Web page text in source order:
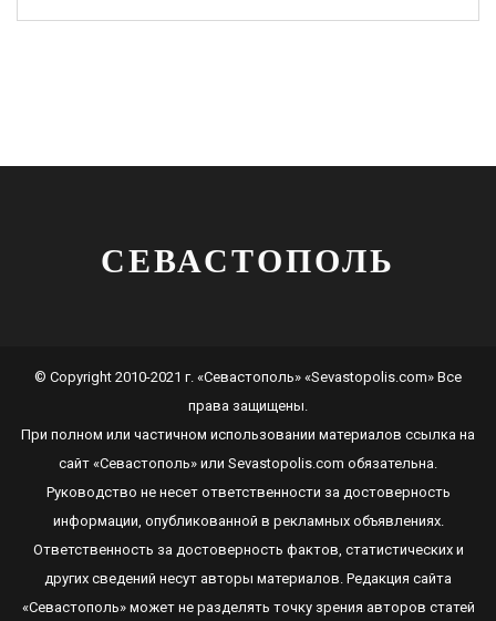
СЕВАСТОПОЛЬ
© Copyright 2010-2021 г. «Севастополь» «Sevastopolis.com» Все
права защищены.
При полном или частичном использовании материалов ссылка на
сайт «Севастополь» или Sevastopolis.com обязательна.
Руководство не несет ответственности за достоверность
информации, опубликованной в рекламных объявлениях.
Ответственность за достоверность фактов, статистических и
других сведений несут авторы материалов. Редакция сайта
«Севастополь»может не разделять точку зрения авторов статей